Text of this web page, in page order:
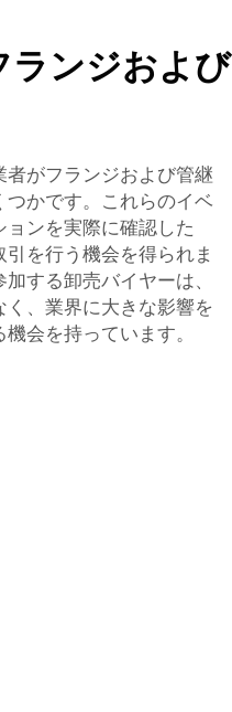
ランジおよび
がフランジおよび管継
かです。これらのイベ
ンを実際に確認した
を行う機会を得られま
する卸売バイヤーは、
、業界に大きな影響を
会を持っています。